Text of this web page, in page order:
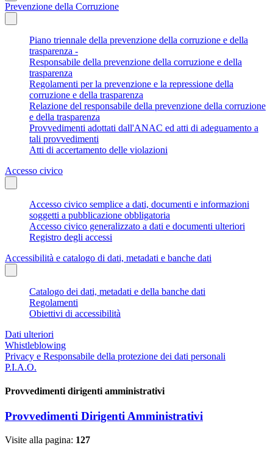
Prevenzione della Corruzione
Piano triennale della prevenzione della corruzione e della
trasparenza -
Responsabile della prevenzione della corruzione e della
trasparenza
Regolamenti per la prevenzione e la repressione della
corruzione e della trasparenza
Relazione del responsabile della prevenzione della corruzione
e della trasparenza
Provvedimenti adottati dall'ANAC ed atti di adeguamento a
tali provvedimenti
Atti di accertamento delle violazioni
Accesso civico
Accesso civico semplice a dati, documenti e informazioni
soggetti a pubblicazione obbligatoria
Accesso civico generalizzato a dati e documenti ulteriori
Registro degli accessi
Accessibilità e catalogo di dati, metadati e banche dati
Catalogo dei dati, metadati e della banche dati
Regolamenti
Obiettivi di accessibilità
Dati ulteriori
Whistleblowing
Privacy e Responsabile della protezione dei dati personali
P.I.A.O.
Provvedimenti dirigenti amministrativi
Provvedimenti Dirigenti Amministrativi
Visite alla pagina: 127